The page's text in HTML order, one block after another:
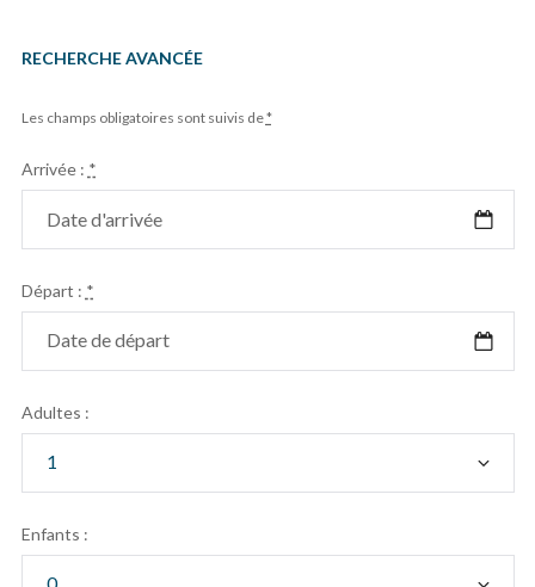
RECHERCHE AVANCÉE
Les champs obligatoires sont suivis de*
Arrivée : *
Départ : *
Adultes :
Enfants :